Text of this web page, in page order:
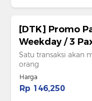
[DTK] Promo
Weekday / 3
Satu transaksi akan
orang
Harga
Rp 146,250